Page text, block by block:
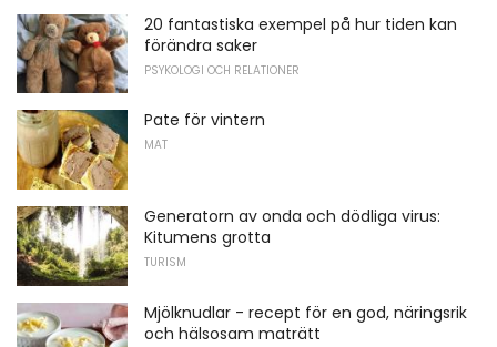
20 fantastiska exempel på hur tiden kan
förändra saker
PSYKOLOGI OCH RELATIONER
Pate för vintern
MAT
Generatorn av onda och dödliga virus:
Kitumens grotta
TURISM
Mjölknudlar - recept för en god, näringsrik
och hälsosam maträtt